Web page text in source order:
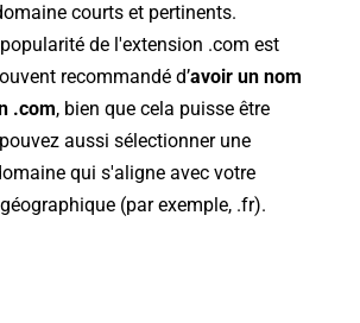
courts et pertinents.
de l'extension .com est
recommandé d’avoir un nom
.com, bien que cela puisse être
aussi sélectionner une
qui s'aligne avec votre
(par exemple, .fr).